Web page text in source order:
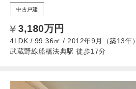
中古戸建
3,180万円
4LDK / 99.36㎡ / 2012年9月（築13年）
武蔵野線船橋法典駅 徒歩17分